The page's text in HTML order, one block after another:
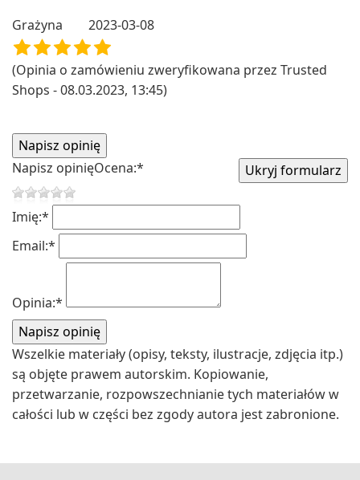
Grażyna 2023-03-08
(Opinia o zamówieniu zweryfikowana przez Trusted
Shops - 08.03.2023, 13:45)
Napisz opinięOcena:*
Imię:*
Email:*
Opinia:*
Wszelkie materiały (opisy, teksty, ilustracje, zdjęcia itp.)
są objęte prawem autorskim. Kopiowanie,
przetwarzanie, rozpowszechnianie tych materiałów w
całości lub w części bez zgody autora jest zabronione.